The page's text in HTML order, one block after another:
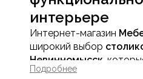
интерьере
Интернет-магазин
широкий выбор
Невинномысск ,
организовать
Подробнее